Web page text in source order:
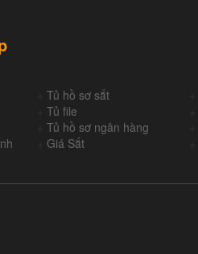
+Tủ hồ sơ sắt
+Tủ file
+Tủ hồ sơ ngân hàng
+Giá Sắt